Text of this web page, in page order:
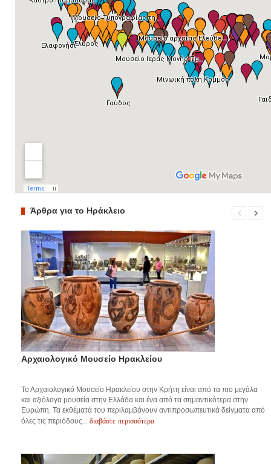
Άρθρα για το Ηράκλειο
Αρχαιολογικό Μουσείο Ηρακλείου
Το Αρχαιολογικό Μουσείο Ηρακλείου στην Κρήτη είναι από τα πιο μεγάλα
και αξιόλογα μουσεία στην Ελλάδα και ένα από τα σημαντικότερα στην
Ευρώπη. Τα εκθέματά του περιλαμβάνουν αντιπροσωπευτικά δείγματα από
όλες τις περιόδους... διαβάστε περισσότερα